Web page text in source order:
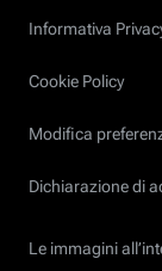
Informativa
Cookie Policy
Modifica
Dichiarazione di
Le immagini